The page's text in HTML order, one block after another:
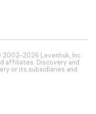
Levenhuk, Inc.
affiliates. Discovery and
or its subsidiaries and